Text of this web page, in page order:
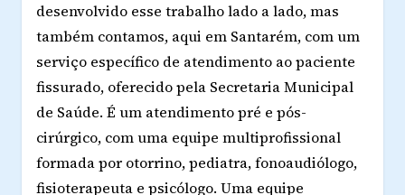
desenvolvido esse trabalho lado a lado, mas
também contamos, aqui em Santarém, com um
serviço específico de atendimento ao paciente
fissurado, oferecido pela Secretaria Municipal
de Saúde. É um atendimento pré e pós-
cirúrgico, com uma equipe multiprofissional
formada por otorrino, pediatra, fonoaudiólogo,
fisioterapeuta e psicólogo. Uma equipe